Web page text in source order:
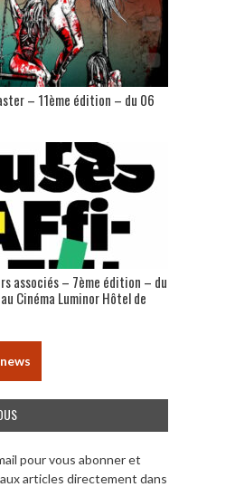
– 11ème édition – du 06
associés – 7ème édition – du
Cinéma Luminor Hôtel de
pour vous abonner et
articles directement dans